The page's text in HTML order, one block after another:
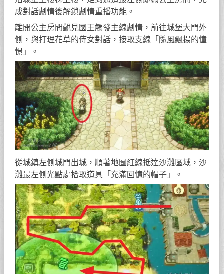
成對話劇情後解鎖劇情重播功能。
離開公主房間覲見國王觸發主線劇情，前往城堡大門外
側，與打理花草的侍女對話，接取支線「隨風飄揚的憧
憬」。
從城鎮左側城門出城，順著地圖紅線抵達沙灘區域，沙
灘最左側光點處拾取道具「充滿回憶的帽子」。